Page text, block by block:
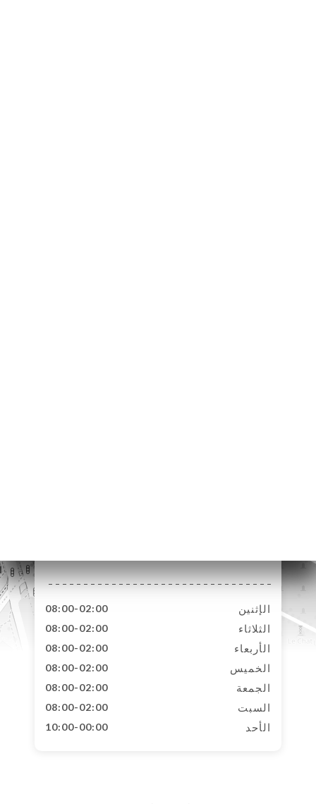
الإثنين 08:00-02:00
الثلاثاء 08:00-02:00
الأربعاء 08:00-02:00
الخميس 08:00-02:00
الجمعة 08:00-02:00
السبت 08:00-02:00
الأحد 10:00-00:00